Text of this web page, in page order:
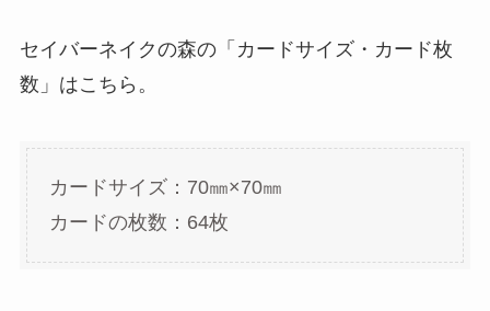
セイバーネイクの森の「カードサイズ・カード枚
数」はこちら。
カードサイズ：70㎜×70㎜
カードの枚数：64枚